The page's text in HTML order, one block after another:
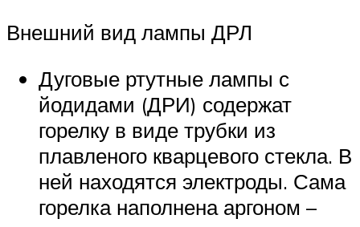
Внешний вид лампы ДРЛ
Дуговые ртутные лампы с
йодидами (ДРИ) содержат
горелку в виде трубки из
плавленого кварцевого стекла. В
ней находятся электроды. Сама
горелка наполнена аргоном –